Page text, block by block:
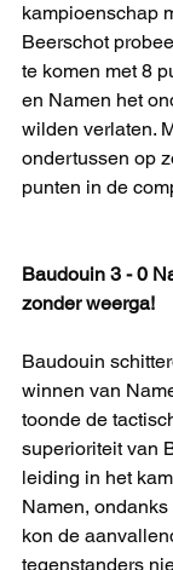
kampioenschap
Beerschot
te komen met 8
en Namen het
wilden verlaten.
ondertussen op
punten in de
Baudouin 3 - 0
zonder weerga!
Baudouin
winnen van
toonde de
superioriteit van
leiding in het
Namen,
kon de
tegenstanders